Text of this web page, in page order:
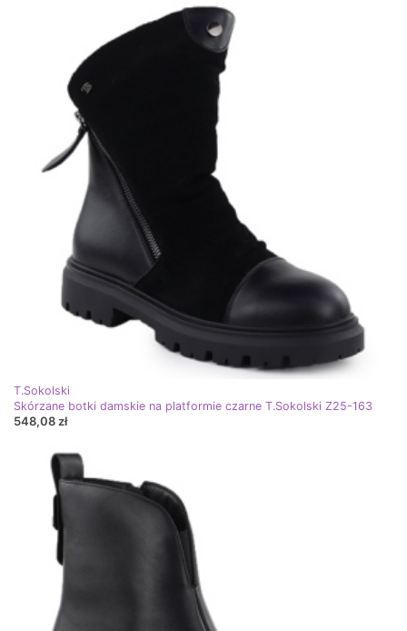
T.Sokolski
Skórzane botki damskie na platformie czarne T.Sokolski Z25-163
548,08 zł